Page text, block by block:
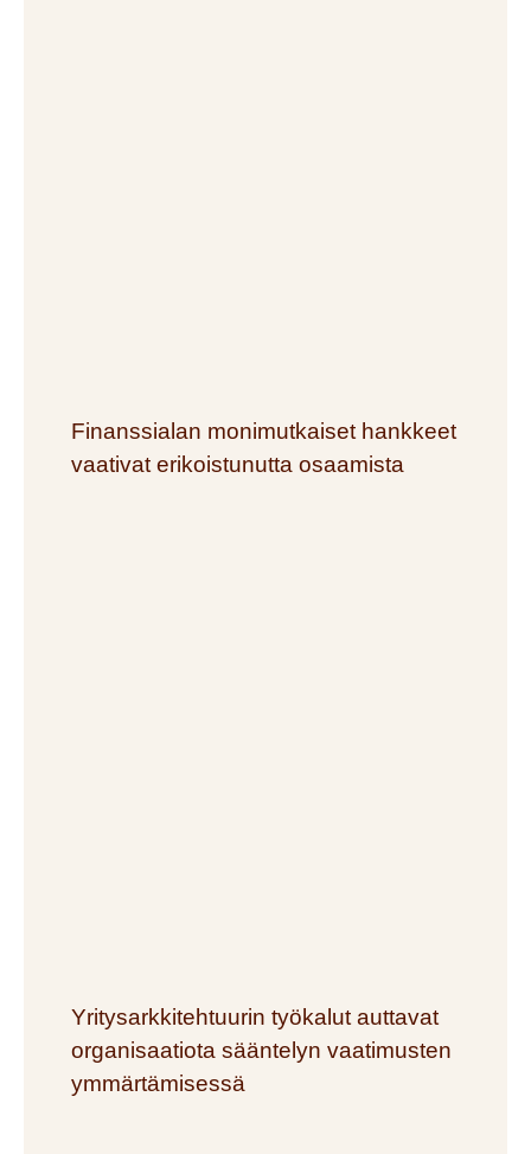
Finanssialan monimutkaiset hankkeet
vaativat erikoistunutta osaamista
Yritysarkkitehtuurin työkalut auttavat
organisaatiota sääntelyn vaatimusten
ymmärtämisessä